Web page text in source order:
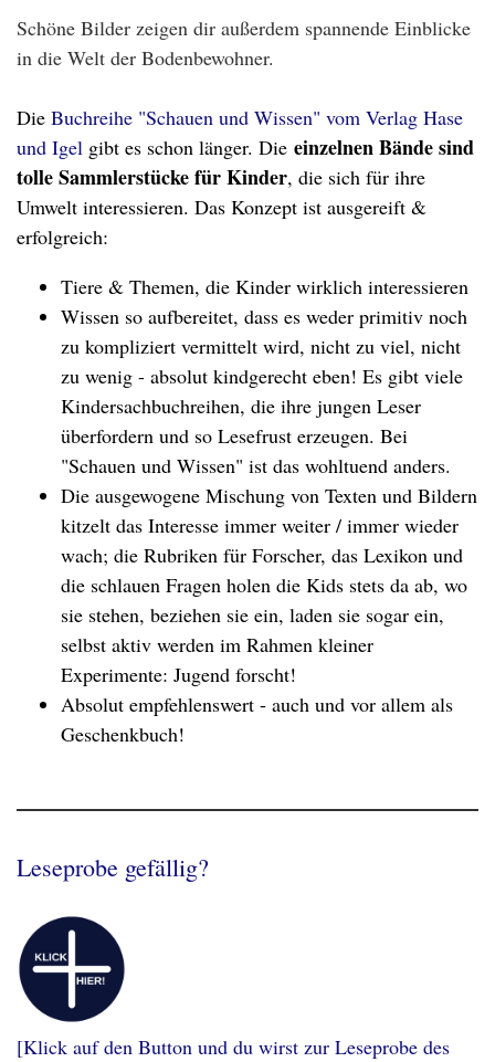
Schöne Bilder zeigen dir außerdem spannende Einblicke
in die Welt der Bodenbewohner.
Die Buchreihe "Schauen und Wissen" vom Verlag Hase
und Igel gibt es schon länger. Die einzelnen Bände sind
tolle Sammlerstücke für Kinder, die sich für ihre
Umwelt interessieren. Das Konzept ist ausgereift &
erfolgreich:
Tiere & Themen, die Kinder wirklich interessieren
Wissen so aufbereitet, dass es weder primitiv noch
zu kompliziert vermittelt wird, nicht zu viel, nicht
zu wenig - absolut kindgerecht eben! Es gibt viele
Kindersachbuchreihen, die ihre jungen Leser
überfordern und so Lesefrust erzeugen. Bei
"Schauen und Wissen" ist das wohltuend anders.
Die ausgewogene Mischung von Texten und Bildern
kitzelt das Interesse immer weiter / immer wieder
wach; die Rubriken für Forscher, das Lexikon und
die schlauen Fragen holen die Kids stets da ab, wo
sie stehen, beziehen sie ein, laden sie sogar ein,
selbst aktiv werden im Rahmen kleiner
Experimente: Jugend forscht!
Absolut empfehlenswert - auch und vor allem als
Geschenkbuch!
Leseprobe gefällig?
[Klick auf den Button und du wirst zur Leseprobe des